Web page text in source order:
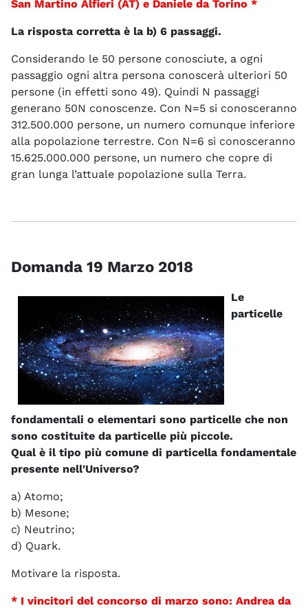
San Martino Alfieri (AT) e Daniele da Torino *
La risposta corretta è la b) 6 passaggi.
Considerando le 50 persone conosciute, a ogni
passaggio ogni altra persona conoscerà ulteriori 50
persone (in effetti sono 49). Quindi N passaggi
generano 50N conoscenze. Con N=5 si conosceranno
312.500.000 persone, un numero comunque inferiore
alla popolazione terrestre. Con N=6 si conosceranno
15.625.000.000 persone, un numero che copre di
gran lunga l’attuale popolazione sulla Terra.
Domanda 19 Marzo 2018
Le
particelle
fondamentali o elementari sono particelle che non
sono costituite da particelle più piccole.
Qual è il tipo più comune di particella fondamentale
presente nell'Universo?
a) Atomo;
b) Mesone;
c) Neutrino;
d) Quark.
Motivare la risposta.
* I vincitori del concorso di marzo sono: Andrea da